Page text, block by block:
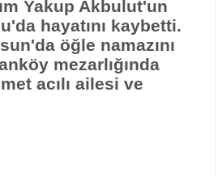
Yakup Akbulut'un
hayatını kaybetti.
öğle namazını
mezarlığında
acılı ailesi ve